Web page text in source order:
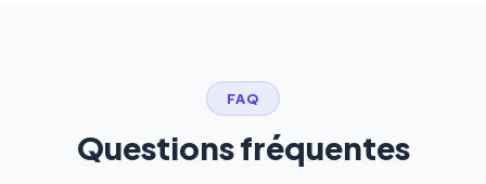
FAQ
Questions fréquentes